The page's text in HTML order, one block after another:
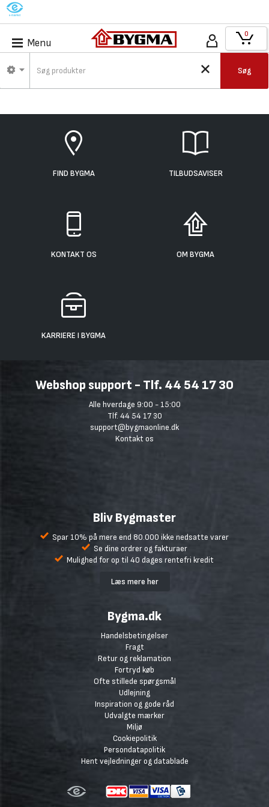
M
Menu
Søg
0
FIND BYGMA TILBUDSAVISER
KONTAKT OS OM BYGMA
KARRIERE I BYGMA
Webshop support - Tlf. 44 54 17 30
Alle hverdage 9:00 - 15:00
Tlf. 44 54 17 30
support@bygmaonline.dk
Kontakt os
Bliv Bygmaster
Spar 10% på mere end 80.000 ikke nedsatte varer
Se dine ordrer og fakturaer
Mulighed for op til 40 dages rentefri kredit
Læs mere her
Bygma.dk
Handelsbetingelser
Fragt
Retur og reklamation
Fortryd køb
Ofte stillede spørgsmål
Udlejning
Inspiration og gode råd
Udvalgte mærker
Miljø
Cookiepolitik
Persondatapolitik
Hent vejledninger og datablade